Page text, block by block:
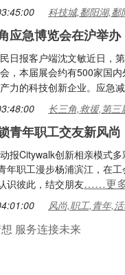
科技城,鄱阳湖,鄱
应急博览会在沪举
日报客户端沈文敏近日，
，本届展会约有500家国
力的科技创新企业。应急
长三角,救援,第
青年职工交友新风尚
报Citywalk创新相亲模式
年职工漫步杨浦滨江，在
识彼此，结交朋友……更
风尚,职工,青年,